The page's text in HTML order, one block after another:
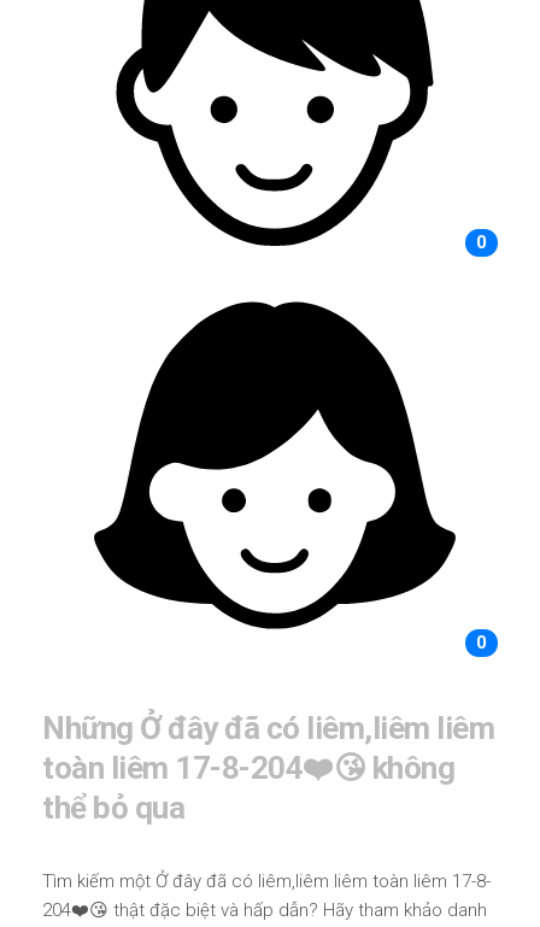
0
0
Những Ở đây đã có liêm,liêm liêm
toàn liêm 17-8-204❤️😘 không
thể bỏ qua
Tìm kiếm một Ở đây đã có liêm,liêm liêm toàn liêm 17-8-
204❤️😘 thật đặc biệt và hấp dẫn? Hãy tham khảo danh